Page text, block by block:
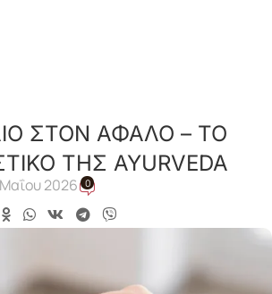
ΣΤΟΝ ΑΦΑΛΟ – ΤΟ
ΤΗΣ AYURVEDA
2026 0